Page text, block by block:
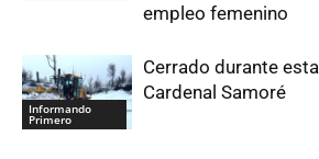
empleo femenino
Informando
Primero
Cerrado durante
Cardenal Samoré